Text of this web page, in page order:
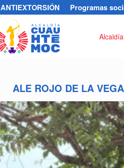
ANTIEXTORSIÓN Programas
Alcaldía
ALE ROJO DE LA